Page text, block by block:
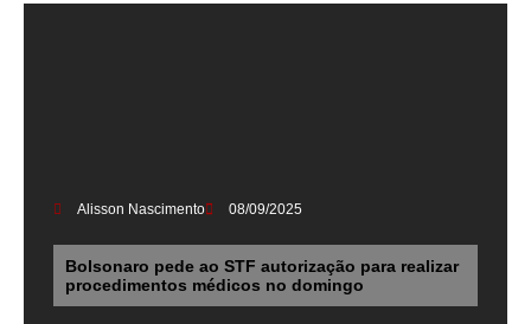
Alisson Nascimento 08/09/2025
Bolsonaro pede ao STF autorização para realizar
procedimentos médicos no domingo